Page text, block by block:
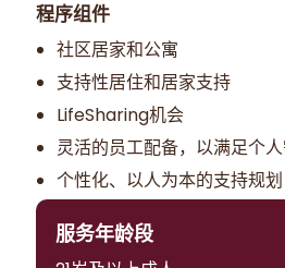
程序组件
社区居家和公寓
支持性居住和居家支持
LifeSharing机会
灵活的员工配备，以满足个
个性化、以人为本的支持规划
服务年龄段